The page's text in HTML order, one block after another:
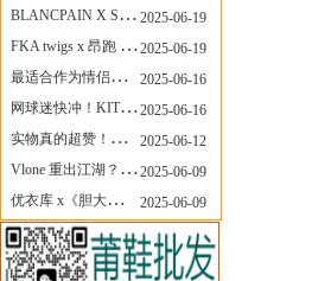
BLANCPAIN X SWATCH联名款 BIOCERAMIC SCUBA FIFTY FATHOMS 系列推出全新 GREEN ABYSS（碧波洋）腕表
2025-06-19
FKA twigs x 昂跑 联名来了，这三双 Cloud X 你选哪一双？
2025-06-19
最适合作为情侣鞋的New Balance 1906 Loafer出现了！
2025-06-16
网球迷快冲！KITH x Wilson 限量球拍太会设计了
2025-06-16
实物真的超赞！NB 新款 2010 新配色
2025-06-12
Vlone 重出江湖？突然又要联名，谁能想到！
2025-06-09
优衣库 x《胆大党》新品公布，第二季联动周边来了！
2025-06-09